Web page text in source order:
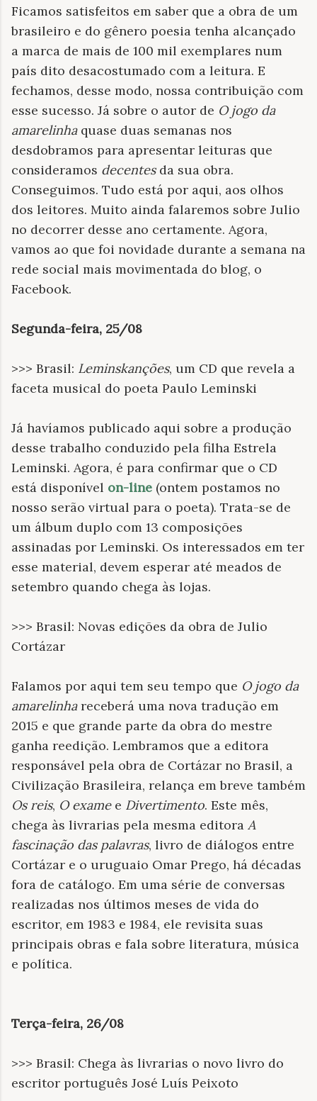
Ficamos satisfeitos em saber que a obra de um
brasileiro e do gênero poesia tenha alcançado
a marca de mais de 100 mil exemplares num
país dito desacostumado com a leitura. E
fechamos, desse modo, nossa contribuição com
esse sucesso. Já sobre o autor de O jogo da
amarelinhaquase duas semanas nos
desdobramos para apresentar leituras que
consideramos decentesda sua obra.
Conseguimos. Tudo está por aqui, aos olhos
dos leitores. Muito ainda falaremos sobre Julio
no decorrer desse ano certamente. Agora,
vamos ao que foi novidade durante a semana na
rede social mais movimentada do blog, o
Facebook.
Segunda-feira, 25/08
>>> Brasil: Leminskanções, um CD que revela a
faceta musical do poeta Paulo Leminski
Já havíamos publicado aqui sobre a produção
desse trabalho conduzido pela filha Estrela
Leminski. Agora, é para confirmar que o CD
está disponível on-line (ontem postamos no
nosso serão virtual para o poeta). Trata-se de
um álbum duplo com 13 composições
assinadas por Leminski. Os interessados em ter
esse material, devem esperar até meados de
setembro quando chega às lojas.
>>> Brasil: Novas edições da obra de Julio
Cortázar
Falamos por aqui tem seu tempo que O jogo da
amarelinhareceberá uma nova tradução em
2015 e que grande parte da obra do mestre
ganha reedição. Lembramos que a editora
responsável pela obra de Cortázar no Brasil, a
Civilização Brasileira, relança em breve também
Os reis, O examee Divertimento. Este mês,
chega às livrarias pela mesma editora A
fascinação das palavras, livro de diálogos entre
Cortázar e o uruguaio Omar Prego, há décadas
fora de catálogo. Em uma série de conversas
realizadas nos últimos meses de vida do
escritor, em 1983 e 1984, ele revisita suas
principais obras e fala sobre literatura, música
e política.
Terça-feira, 26/08
>>> Brasil: Chega às livrarias o novo livro do
escritor português José Luís Peixoto